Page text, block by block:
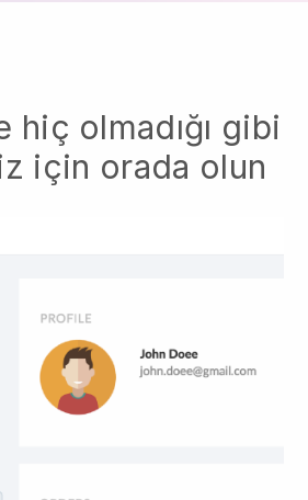
hiç olmadığı gibi
için orada olun